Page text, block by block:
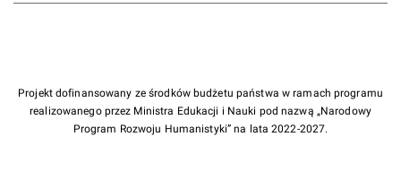
Projekt dofinansowany ze środków budżetu państwa w ramach programu
realizowanego przez Ministra Edukacji i Nauki pod nazwą „Narodowy
Program Rozwoju Humanistyki” na lata 2022-2027.